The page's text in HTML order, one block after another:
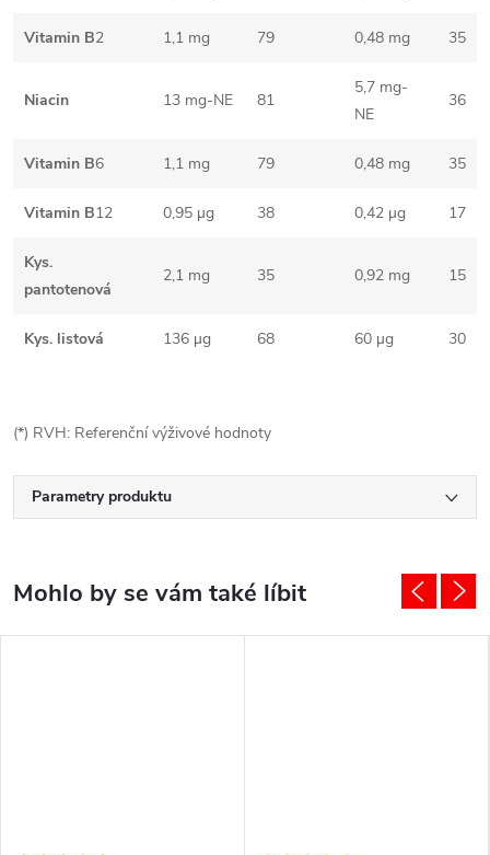
Vitamin B2 1,1 mg 79 0,48 mg 35
Niacin 13 mg-NE 81
5,7 mg-
NE
36
Vitamin B6 1,1 mg 79 0,48 mg 35
Vitamin B12 0,95 µg 38 0,42 µg 17
Kys.
pantotenová
2,1 mg 35 0,92 mg 15
Kys. listová 136 µg 68 60 µg 30
(*) RVH: Referenční výživové hodnoty
Parametry produktu